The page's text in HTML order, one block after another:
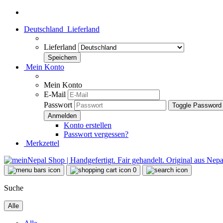
Deutschland Lieferland
Lieferland
Mein Konto
Mein Konto
E-Mail
Passwort
Toggle
Konto erstellen
Passwort vergessen?
Merkzettel
0
Suche
Alle